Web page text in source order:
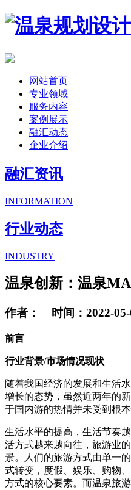
网站首页
专业领域
服务内容
案例展示
融汇动态
企业介绍
融汇资讯
INFORMATION
行业动态
INDUSTRY
温泉创新：温泉
作者： 时间：2022-
前言
行业背景/市场情况现状
随着我国经济的发展和生活
增长的态势，虽然近两年的
于国内游的热情并未受到根本
生活水平的提高，生活节奏
活方式越来越向往，旅游业
景。人们的旅游方式由单一
式转变，度假、娱乐、购物
方式的核心要素。而温泉旅